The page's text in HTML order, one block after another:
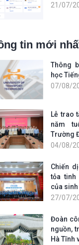
21/07/
tin mới
Thông
học
07/08/
Lễ trao
năm
Trường
04/08/
Chiến
tỏa tinh
của sinh
27/07/
Đoàn
nguồn,
Hà Tĩnh